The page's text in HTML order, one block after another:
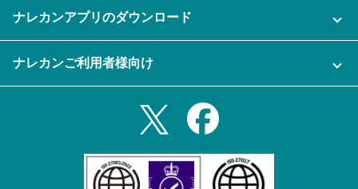
セキュリティ
資料をダウンロードする
メール自動転送機能
充実サポート
セミナー一覧
プライバシーポリシー
ナレカンアプリのダウンロード
Androidタブレットアプリ
ナレカンご利用者様向け